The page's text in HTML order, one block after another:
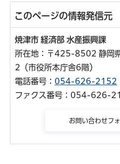
このページの情報発信元
焼津市 経済部 水産振興課
所在地：〒425-8502 静岡
2（市役所本庁舎6階）
電話番号： 054-626-2152
ファクス番号：054-626-